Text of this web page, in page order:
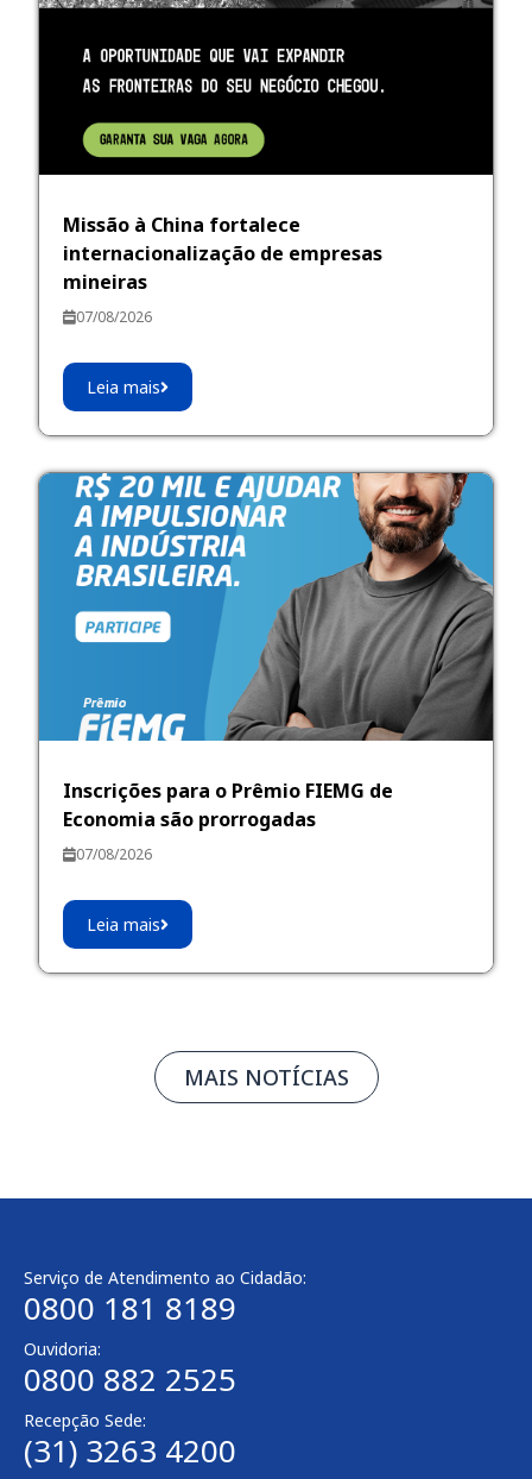
Missão à China fortalece
internacionalização de empresas
mineiras
07/08/2026
Leia mais
Inscrições para o Prêmio FIEMG de
Economia são prorrogadas
07/08/2026
Leia mais
MAIS NOTÍCIAS
Serviço de Atendimento ao Cidadão:
0800 181 8189
Ouvidoria:
0800 882 2525
Recepção Sede:
(31) 3263 4200